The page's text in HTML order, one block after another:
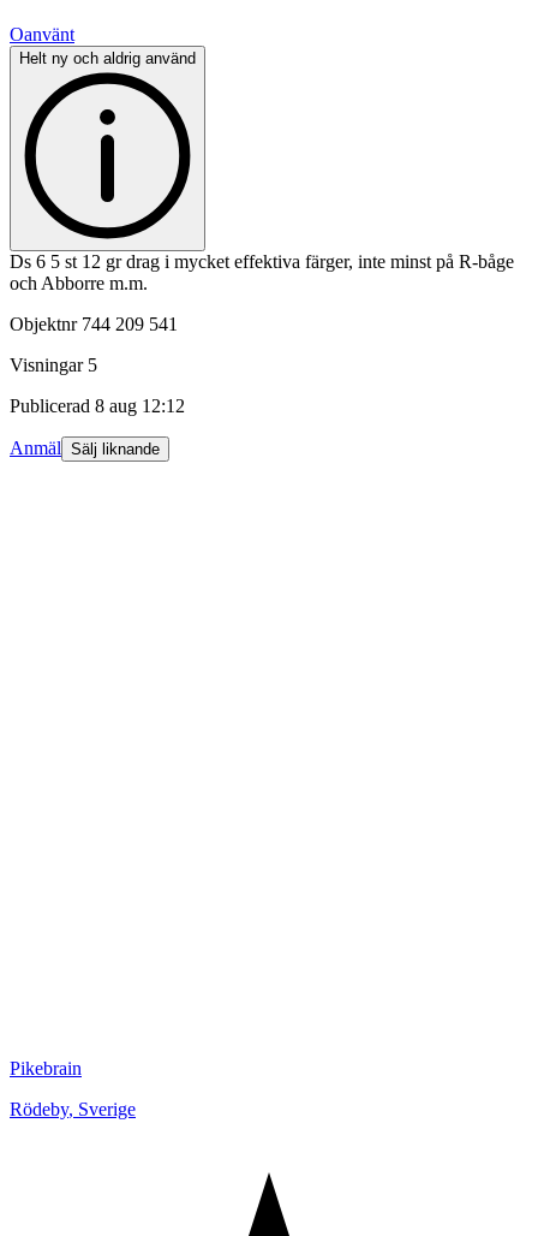
Oanvänt
Helt ny och aldrig använd
Ds 6 5 st 12 gr drag i mycket effektiva färger, inte minst på R-båge
och Abborre m.m.
Objektnr 744 209 541
Visningar 5
Publicerad 8 aug 12:12
Anmäl Sälj liknande
Pikebrain
Rödeby, Sverige